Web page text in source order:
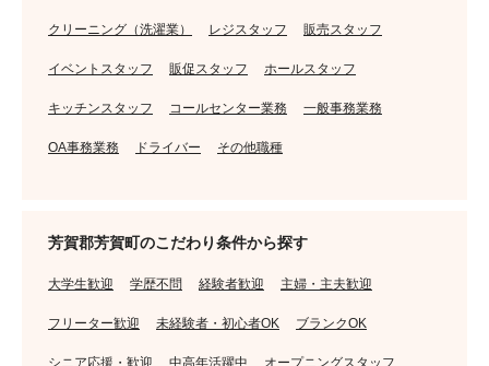
クリーニング（洗濯業） レジスタッフ 販売スタッフ
イベントスタッフ 販促スタッフ ホールスタッフ
キッチンスタッフ コールセンター業務 一般事務業務
OA事務業務 ドライバー その他職種
芳賀郡芳賀町のこだわり条件から探す
大学生歓迎 学歴不問 経験者歓迎 主婦・主夫歓迎
フリーター歓迎 未経験者・初心者OK ブランクOK